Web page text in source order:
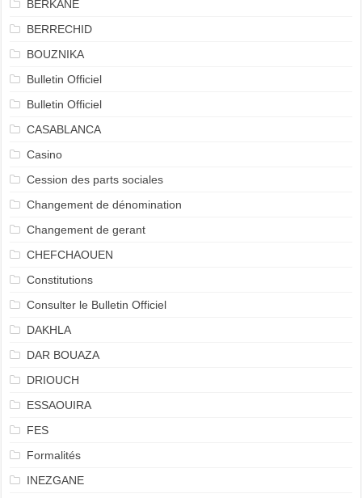
BERKANE
BERRECHID
BOUZNIKA
Bulletin Officiel
Bulletin Officiel
CASABLANCA
Casino
Cession des parts sociales
Changement de dénomination
Changement de gerant
CHEFCHAOUEN
Constitutions
Consulter le Bulletin Officiel
DAKHLA
DAR BOUAZA
DRIOUCH
ESSAOUIRA
FES
Formalités
INEZGANE